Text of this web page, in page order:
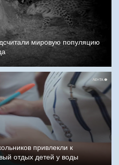
мировую популяцию
привлекли к
отдых детей у воды